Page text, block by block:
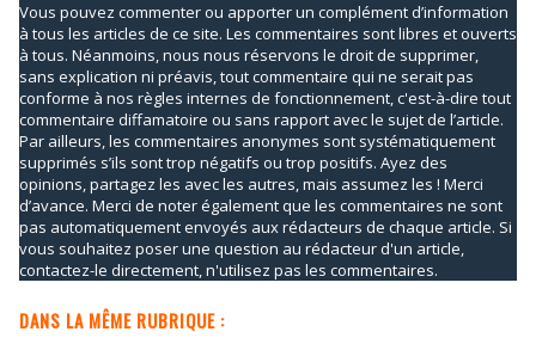
Vous pouvez commenter ou apporter un complément d’information
à tous les articles de ce site. Les commentaires sont libres et ouverts
à tous. Néanmoins, nous nous réservons le droit de supprimer,
sans explication ni préavis, tout commentaire qui ne serait pas
conforme à nos règles internes de fonctionnement, c'est-à-dire tout
commentaire diffamatoire ou sans rapport avec le sujet de l’article.
Par ailleurs, les commentaires anonymes sont systématiquement
supprimés s’ils sont trop négatifs ou trop positifs. Ayez des
opinions, partagez les avec les autres, mais assumez les ! Merci
d’avance. Merci de noter également que les commentaires ne sont
pas automatiquement envoyés aux rédacteurs de chaque article. Si
vous souhaitez poser une question au rédacteur d'un article,
contactez-le directement, n'utilisez pas les commentaires.
DANS LA MÊME RUBRIQUE :